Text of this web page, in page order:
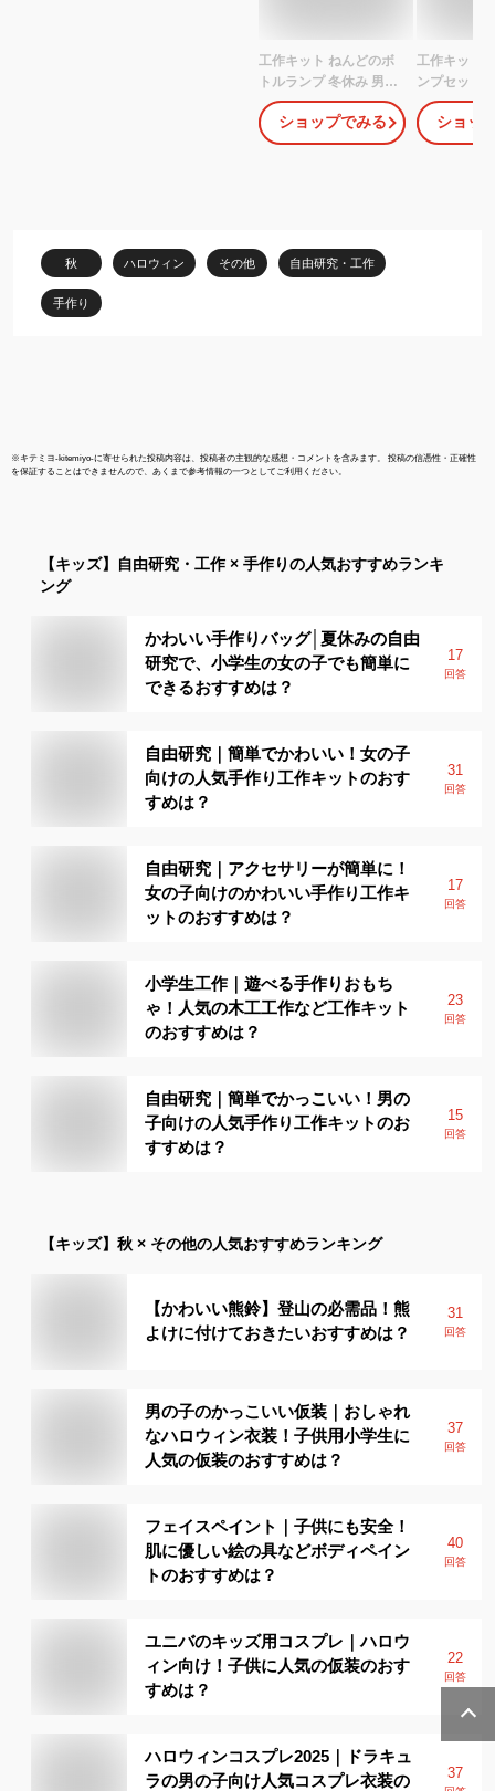
工作キット ねんどのボ
トルランプ 冬休み 男の
子 女の子 小学生 低学年
高学年 子供 幼児 大人 子
供会 クリスマス
ショップでみる
工作キット
ンプセット
風 夏休み
小学生 低学
供 幼児 大人
ショッ
秋 ハロウィン その他 自由研究・工作
手作り
※キテミヨ-kitemiyo-に寄せられた投稿内容は、投稿者の主観的な感想・コメントを含みます。 投稿の信憑性・正確性
を保証することはできませんので、あくまで参考情報の一つとしてご利用ください。
【キッズ】 自由研究・工作 × 手作りの人気おすすめランキ
ング
かわいい手作りバッグ│夏休みの自由
研究で、小学生の女の子でも簡単に
できるおすすめは？
17
回答
自由研究｜簡単でかわいい！女の子
向けの人気手作り工作キットのおす
すめは？
31
回答
自由研究｜アクセサリーが簡単に！
女の子向けのかわいい手作り工作キ
ットのおすすめは？
17
回答
小学生工作｜遊べる手作りおもち
ゃ！人気の木工工作など工作キット
のおすすめは？
23
回答
自由研究｜簡単でかっこいい！男の
子向けの人気手作り工作キットのお
すすめは？
15
回答
【キッズ】 秋 × その他の人気おすすめランキング
【かわいい熊鈴】登山の必需品！熊
よけに付けておきたいおすすめは？
31
回答
男の子のかっこいい仮装｜おしゃれ
なハロウィン衣装！子供用小学生に
人気の仮装のおすすめは？
37
回答
フェイスペイント｜子供にも安全！
肌に優しい絵の具などボディペイン
トのおすすめは？
40
回答
ユニバのキッズ用コスプレ｜ハロウ
ィン向け！子供に人気の仮装のおす
すめは？
22
回答
ハロウィンコスプレ2025｜ドラキュ
ラの男の子向け人気コスプレ衣装の
37